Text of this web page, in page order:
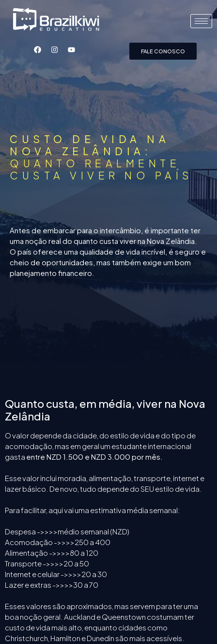
FALE CONOSCO
CUSTO DE VIDA NA
NOVA ZELÂNDIA:
QUANTO REALMENTE
CUSTA VIVER NO PAÍS
Antes de embarcar para o intercâmbio, é importante ter
uma noção real do quanto custa viver na Nova Zelândia.
O país oferece uma qualidade de vida incrível, é seguro e
cheio de oportunidades, mas também exige um bom
planejamento financeiro.
Quanto custa, em média, viver na Nova
Zelândia
O valor depende da cidade, do estilo de vida e do tipo de
acomodação, mas em geral um estudante internacional
gasta entre NZD 1.500 e NZD 3.000 por mês.
Esse valor inclui moradia, alimentação, transporte, internet e
lazer básico. De novo, tudo depende do SEU estilo de vida.
Para facilitar, aqui vai uma estimativa média semanal:
Despesa ->>>>médio semanal (NZD)
Acomodação ->>>>250 a 400
Alimentação ->>>>80 a 120
Transporte ->>>>20 a 50
Internet e celular ->>>>20 a 30
Lazer e extras ->>>>30 a 70
Esses valores são aproximados, mas servem para ter uma
boa noção geral. Auckland e Queenstown costumam ter
custo de vida mais alto, enquanto cidades como
Christchurch, Hamilton e Dunedin são mais acessíveis.